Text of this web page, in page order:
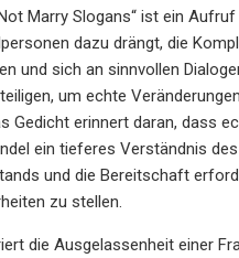
Marry Slogans“ ist ein
dazu drängt, die
und sich an sinnvollen
um echte Veränderungen
Gedicht erinnert daran, dass
ein tieferes Verständnis des
und die Bereitschaft
zu stellen.
die Ausgelassenheit einer